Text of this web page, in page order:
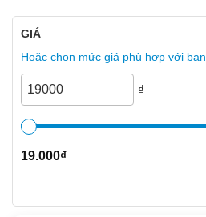
GIÁ
Hoặc chọn mức giá phù hợp với bạn
₫
19.000₫